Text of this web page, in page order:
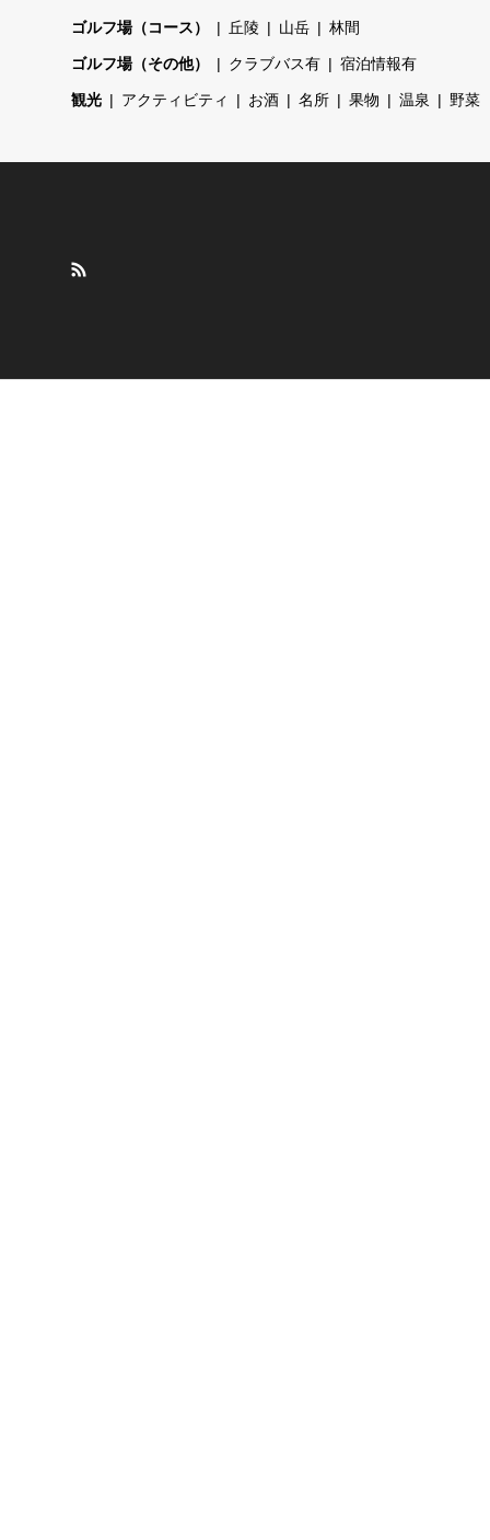
ゴルフ場（コース） 丘陵 山岳 林間
ゴルフ場（その他） クラブバス有 宿泊情報有
観光 アクティビティ お酒 名所 果物 温泉 野菜